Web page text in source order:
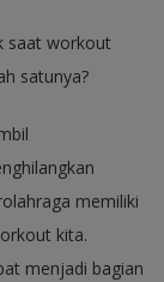
saat workout
satunya?
memiliki
kita.
menjadi bagian